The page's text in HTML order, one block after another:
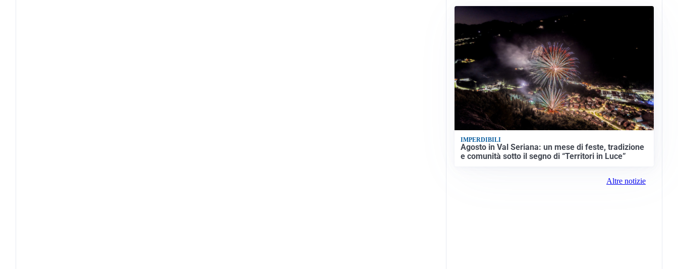
IMPERDIBILI
Agosto in Val Seriana: un mese di feste, tradizione
e comunità sotto il segno di “Territori in Luce”
Altre notizie